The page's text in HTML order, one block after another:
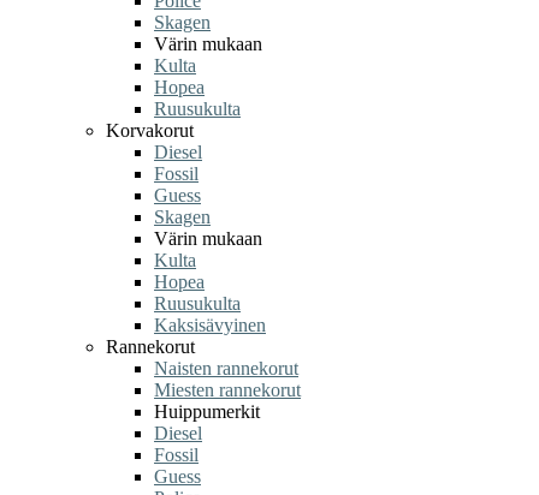
Skagen
Värin mukaan
Kulta
Hopea
Ruusukulta
Korvakorut
Diesel
Fossil
Guess
Skagen
Värin mukaan
Kulta
Hopea
Ruusukulta
Kaksisävyinen
Rannekorut
Naisten rannekorut
Miesten rannekorut
Huippumerkit
Diesel
Fossil
Guess